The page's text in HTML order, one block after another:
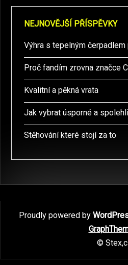
NEJNOVĚJŠÍ PŘÍSPĚVKY
Výhra s tepelným
Proč fandím zrovna značce
Kvalitní a pěkná vrata
Jak vybrat úsporné a
Stěhování které stojí za to
Proudly powered by
©